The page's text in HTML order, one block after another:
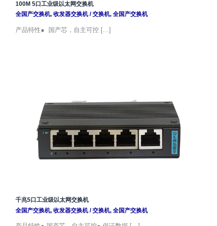
100M 5口工业级以太网交换机
全国产交换机, 收发器交换机/交换机, 全国产交换机
产品特性● 国产芯，自主可控 […]
千兆5口工业级以太网交换机
全国产交换机, 收发器交换机/交换机, 全国产交换机